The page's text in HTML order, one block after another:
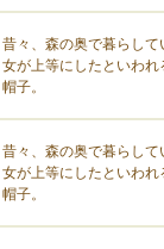
昔々、森の奥で暮らして
女が上等にしたといわれ
帽子。
昔々、森の奥で暮らして
女が上等にしたといわれ
帽子。